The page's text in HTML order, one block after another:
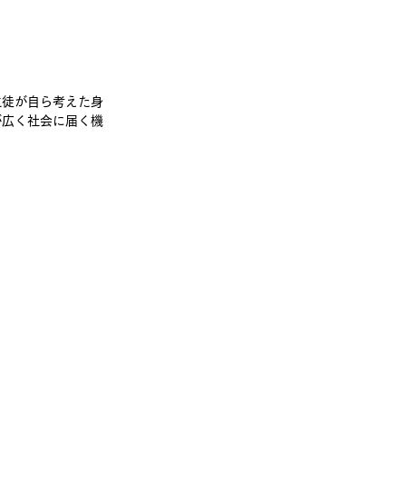
が自ら考えた身
く社会に届く機